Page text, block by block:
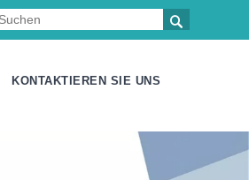

KONTAKTIEREN SIE UNS